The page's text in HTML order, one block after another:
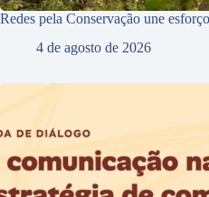
Redes pela Conservação une
4 de agosto de 2026